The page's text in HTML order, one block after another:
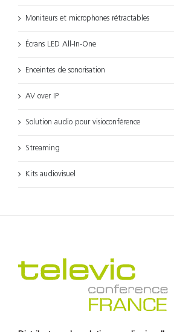
Moniteurs et microphones rétractables
Écrans LED All-In-One
Enceintes de sonorisation
AV over IP
Solution audio pour visioconférence
Streaming
Kits audiovisuel